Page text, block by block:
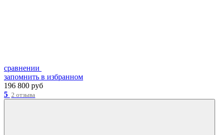
сравнении
запомнить в избранном
196 800 руб
5 2 отзыва